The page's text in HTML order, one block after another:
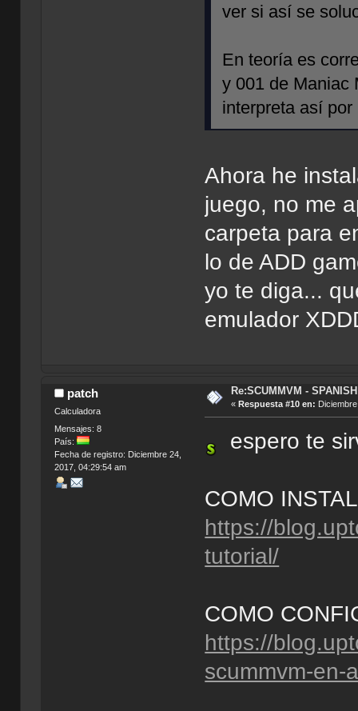
ver si así se
En teoría es
y 001 de Maniac
interpreta así
Ahora he
juego, no me
carpeta para
lo de ADD
yo te diga...
emulador
patch
Calculadora
Mensajes: 8
País:
Fecha de registro: Diciembre 24,
2017, 04:29:54 am
Re:SCUMMVM -
« Respuesta #10 en:
espero te
COMO
https://
tutorial/
COMO
https://
scummvm-en-